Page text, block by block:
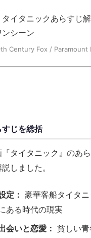
Century Fox / Paramount
じを総括
タイタニック』のあ
しました。
定： 豪華客船タイタ
ある時代の現実
会いと恋愛： 貧しい